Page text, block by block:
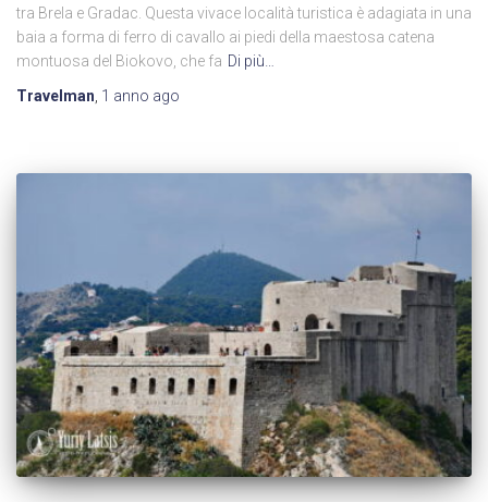
tra Brela e Gradac. Questa vivace località turistica è adagiata in una
baia a forma di ferro di cavallo ai piedi della maestosa catena
montuosa del Biokovo, che fa Di più…
Travelman, 1 anno ago